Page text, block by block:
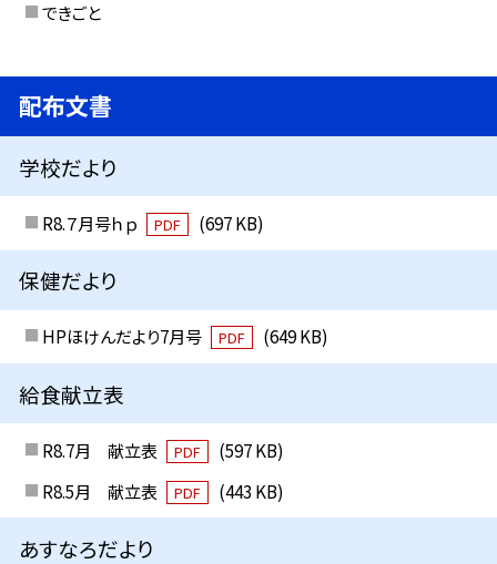
できごと
配布文書
学校だより
R8.７月号ｈｐ PDF (697 KB)
保健だより
HPほけんだより7月号 PDF (649 KB)
給食献立表
R8.7月 献立表 PDF
(597 KB)
R8.5月 献立表
PDF (443 KB)
あすなろだより